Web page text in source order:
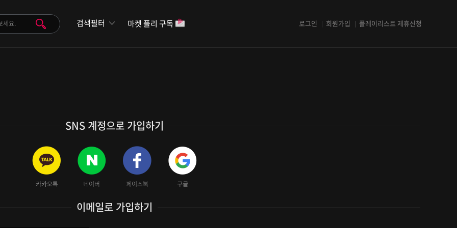
로그인 회원가입 플레이리스트 제휴신청
마켓 플리 구독
검색필터
SNS 계정으로 가입하기
이메일로 가입하기